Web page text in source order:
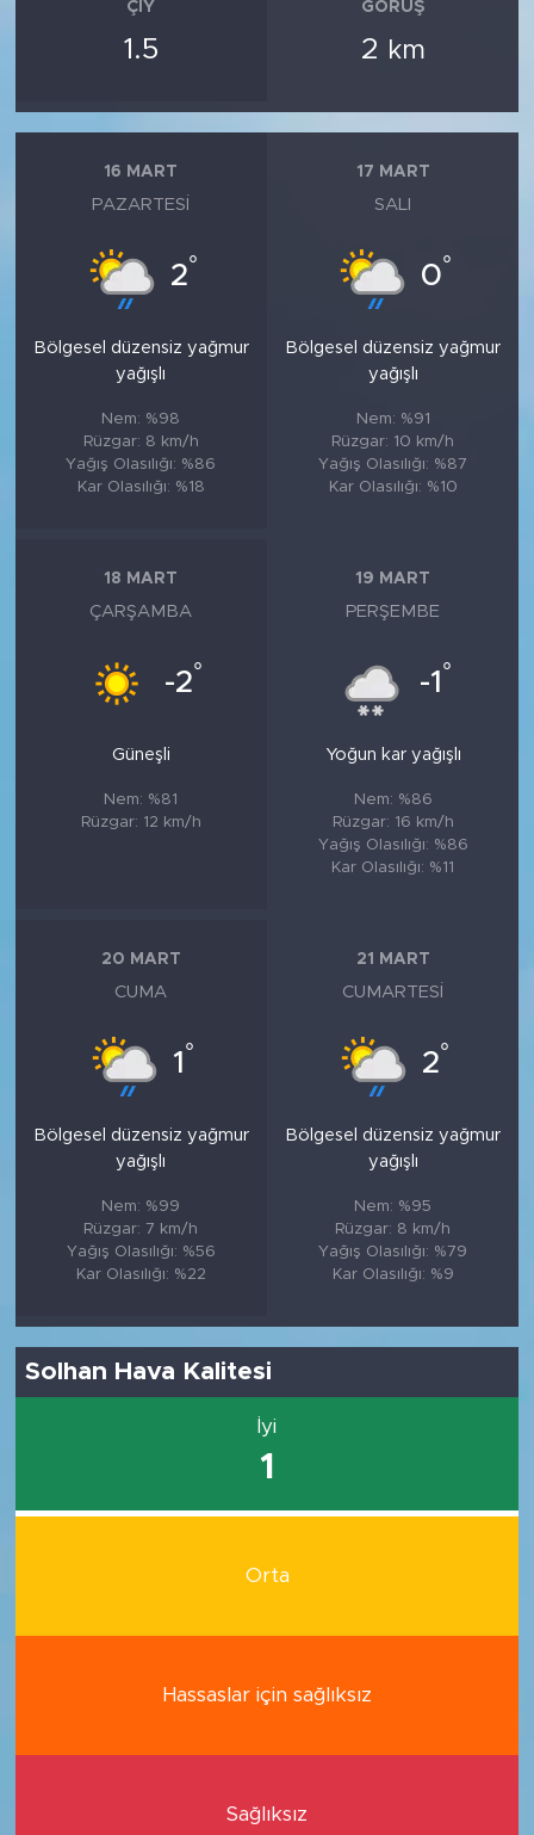
ÇIY
1.5
GÖRÜŞ
2 km
16 MART
PAZARTESI
2°
Bölgesel düzensiz yağmur
yağışlı
Nem: %98
Rüzgar: 8 km/h
Yağış Olasılığı: %86
Kar Olasılığı: %18
17 MART
SALI
0°
Bölgesel düzensiz yağmur
yağışlı
Nem: %91
Rüzgar: 10 km/h
Yağış Olasılığı: %87
Kar Olasılığı: %10
18 MART
ÇARŞAMBA
-2°
Güneşli
Nem: %81
Rüzgar: 12 km/h
19 MART
PERŞEMBE
-1 °
Yoğun kar yağışlı
Nem: %86
Rüzgar: 16 km/h
Yağış Olasılığı: %86
Kar Olasılığı: %11
20 MART
CUMA
1 °
Bölgesel düzensiz yağmur
yağışlı
Nem: %99
Rüzgar: 7 km/h
Yağış Olasılığı: %56
Kar Olasılığı: %22
21 MART
CUMARTESI
2°
Bölgesel düzensiz yağmur
yağışlı
Nem: %95
Rüzgar: 8 km/h
Yağış Olasılığı: %79
Kar Olasılığı: %9
Solhan Hava Kalitesi
İyi
1
Orta
Hassaslar için sağlıksız
Sağlıksız